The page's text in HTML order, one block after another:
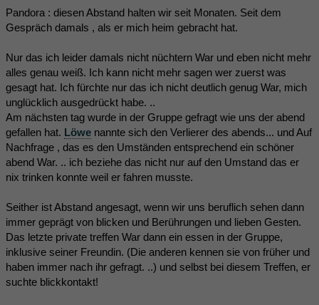
Pandora : diesen Abstand halten wir seit Monaten. Seit dem
Gespräch damals , als er mich heim gebracht hat.
Nur das ich leider damals nicht nüchtern War und eben nicht mehr
alles genau weiß. Ich kann nicht mehr sagen wer zuerst was
gesagt hat. Ich fürchte nur das ich nicht deutlich genug War, mich
unglücklich ausgedrückt habe. ..
Am nächsten tag wurde in der Gruppe gefragt wie uns der abend
gefallen hat. Löwe nannte sich den Verlierer des abends... und Auf
Nachfrage , das es den Umständen entsprechend ein schöner
abend War. .. ich beziehe das nicht nur auf den Umstand das er
nix trinken konnte weil er fahren musste.
Seither ist Abstand angesagt, wenn wir uns beruflich sehen dann
immer geprägt von blicken und Berührungen und lieben Gesten.
Das letzte private treffen War dann ein essen in der Gruppe,
inklusive seiner Freundin. (Die anderen kennen sie von früher und
haben immer nach ihr gefragt. ..) und selbst bei diesem Treffen, er
suchte blickkontakt!